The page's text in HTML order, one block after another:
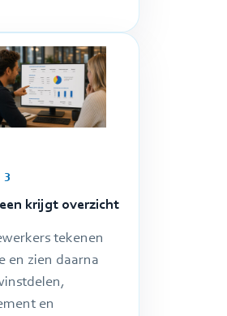
3
krijgt overzicht
tekenen
en zien daarna
en